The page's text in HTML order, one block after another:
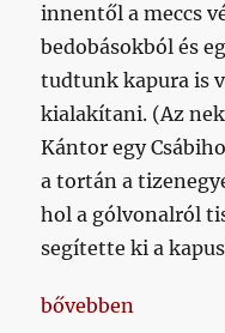
innentől a meccs
bedobásokból és
tudtunk kapura is
kialakítani. (Az
Kántor egy
a tortán a
hol a gólvonalról
segítette ki a
„Ennél azért
bővebben